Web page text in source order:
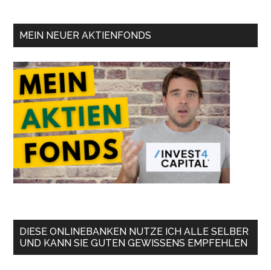
MEIN NEUER AKTIENFONDS
DIESE ONLINEBANKEN NUTZE ICH ALLE SELBER
UND KANN SIE GUTEN GEWISSENS EMPFEHLEN